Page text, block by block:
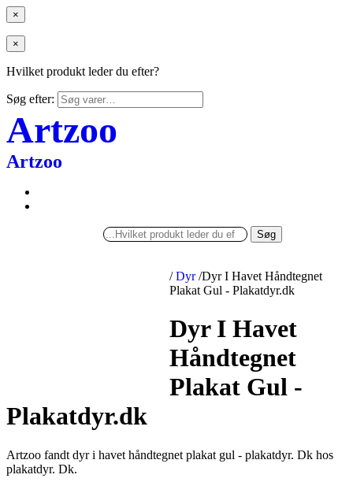
×
×
Hvilket produkt leder du efter?
Søg efter:
Artzoo
Artzoo
Søg
/ Dyr /Dyr I Havet Håndtegnet
Plakat Gul - Plakatdyr.dk
Dyr I Havet
Håndtegnet
Plakat Gul -
Plakatdyr.dk
Artzoo fandt dyr i havet håndtegnet plakat gul - plakatdyr. Dk hos
plakatdyr. Dk.